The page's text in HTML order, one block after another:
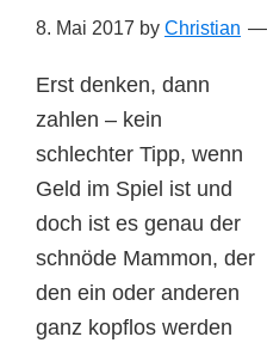
8. Mai 2017 by Christian
Erst denken, dann
zahlen – kein
schlechter Tipp, wenn
Geld im Spiel ist und
doch ist es genau der
schnöde Mammon, der
den ein oder anderen
ganz kopflos werden